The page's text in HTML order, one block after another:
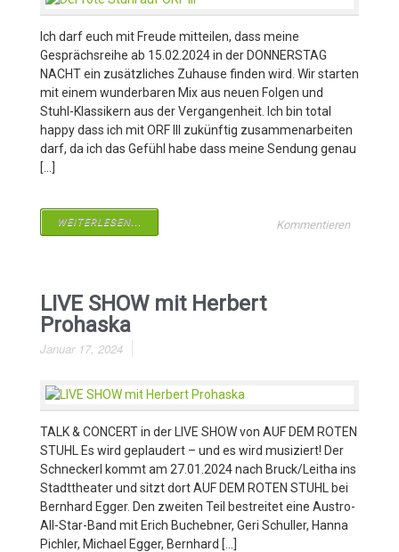
Ich darf euch mit Freude mitteilen, dass meine
Gesprächsreihe ab 15.02.2024 in der DONNERSTAG
NACHT ein zusätzliches Zuhause finden wird. Wir starten
mit einem wunderbaren Mix aus neuen Folgen und
Stuhl-Klassikern aus der Vergangenheit. Ich bin total
happy dass ich mit ORF III zukünftig zusammenarbeiten
darf, da ich das Gefühl habe dass meine Sendung genau
[…]
WEITERLESEN... Kommentieren
LIVE SHOW mit Herbert
Prohaska
Januar 17, 2024
TALK & CONCERT in der LIVE SHOW von AUF DEM ROTEN
STUHL Es wird geplaudert – und es wird musiziert! Der
Schneckerl kommt am 27.01.2024 nach Bruck/Leitha ins
Stadttheater und sitzt dort AUF DEM ROTEN STUHL bei
Bernhard Egger. Den zweiten Teil bestreitet eine Austro-
All-Star-Band mit Erich Buchebner, Geri Schuller, Hanna
Pichler, Michael Egger, Bernhard […]